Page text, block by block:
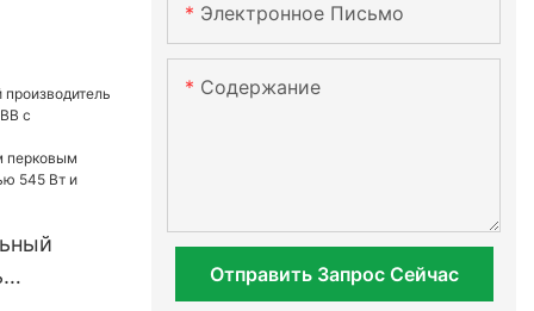
Электронное Письмо
Содержание
Отправить Запрос Сейчас